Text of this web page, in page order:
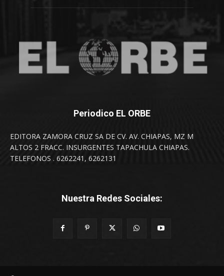
Periodico EL ORBE
EDITORA ZAMORA CRUZ SA DE CV. AV. CHIAPAS, MZ M
ALTOS 2 FRACC. INSURGENTES TAPACHULA CHIAPAS.
TELEFONOS . 6262241, 6262131
Nuestra Redes Sociales: